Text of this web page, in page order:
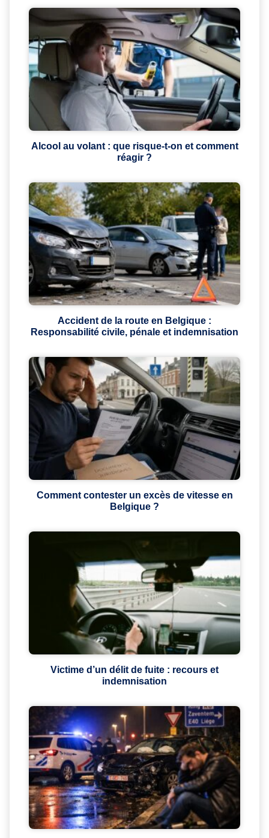
Alcool au volant : que risque-t-on et comment
réagir ?
Accident de la route en Belgique :
Responsabilité civile, pénale et indemnisation
Comment contester un excès de vitesse en
Belgique ?
Victime d’un délit de fuite : recours et
indemnisation